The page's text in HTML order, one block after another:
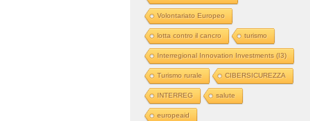
Volontariato Europeo
lotta contro il cancro turismo
Interregional Innovation Investments (I3)
Turismo rurale CIBERSICUREZZA
INTERREG salute
europeaid